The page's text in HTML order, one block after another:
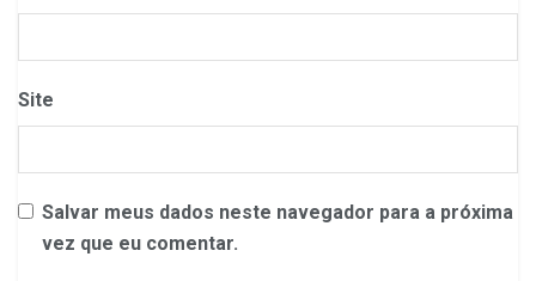
Site
Salvar meus dados neste navegador para a próxima
vez que eu comentar.